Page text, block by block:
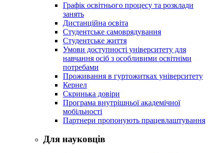
Графік освітнього процесу та розклади
занять
Дистанційна освіта
Студентське самоврядування
Студентське життя
Умови доступності університету для
навчання осіб з особливими освітніми
потребами
Проживання в гуртожитках університету
Кернел
Скринька довіри
Програма внутрішньої академічної
мобільності
Партнери пропонують працевлаштування
Для науковців